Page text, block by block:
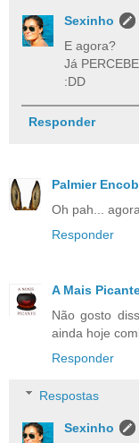
Sexinho
E agora?
Já
:DD
Responder
Palmier
Oh pah...
Responder
A Mais
Não gosto
ainda hoje
Responder
Respostas
Sexinho